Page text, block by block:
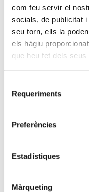
com feu servir el
socials, de publicitat i
seu torn, ells la
els hàgiu
que heu fet dels
Requeriments
Preferències
Estadístiques
Màrqueting
SIGUE LEYENDO
ENTRADAS
¿Tu CV llama
El despertar, la
generar empleo